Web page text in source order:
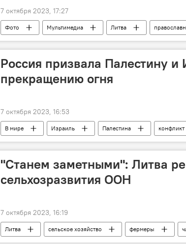
7 октября 2023, 17:27
Фото Мультимедиа Литва
Вильнюс
Россия призвала Палестину и
прекращению огня
7 октября 2023, 16:53
В мире Израиль Палестина конфликт
вооруженный конфликт
Россия Обострение
"Станем заметными": Литва
сельхозразвития ООН
7 октября 2023, 16:19
Литва сельское хозяйство фермеры